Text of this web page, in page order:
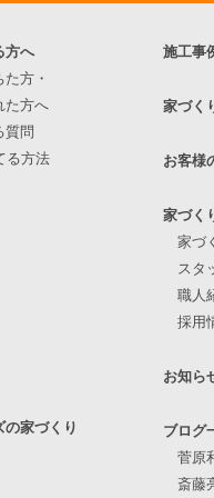
方へ
方・
た方へ
質問
る方法
の家づくり
施工事
家づく
お客様
家づく
家づ
スタ
職人
採用
お知ら
ブログ
菅原
斎藤